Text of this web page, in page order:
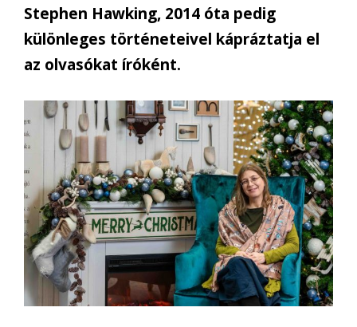
Stephen Hawking, 2014 óta pedig
különleges történeteivel kápráztatja el
az olvasókat íróként.